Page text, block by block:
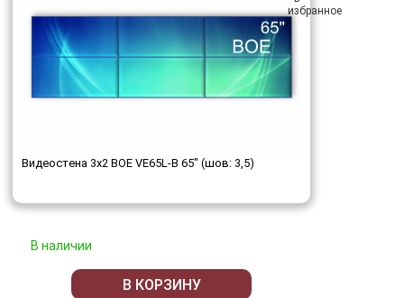
Видеостена 3x2 BOE VE65L-B 65" (шов: 3,5)
В наличии
В КОРЗИНУ